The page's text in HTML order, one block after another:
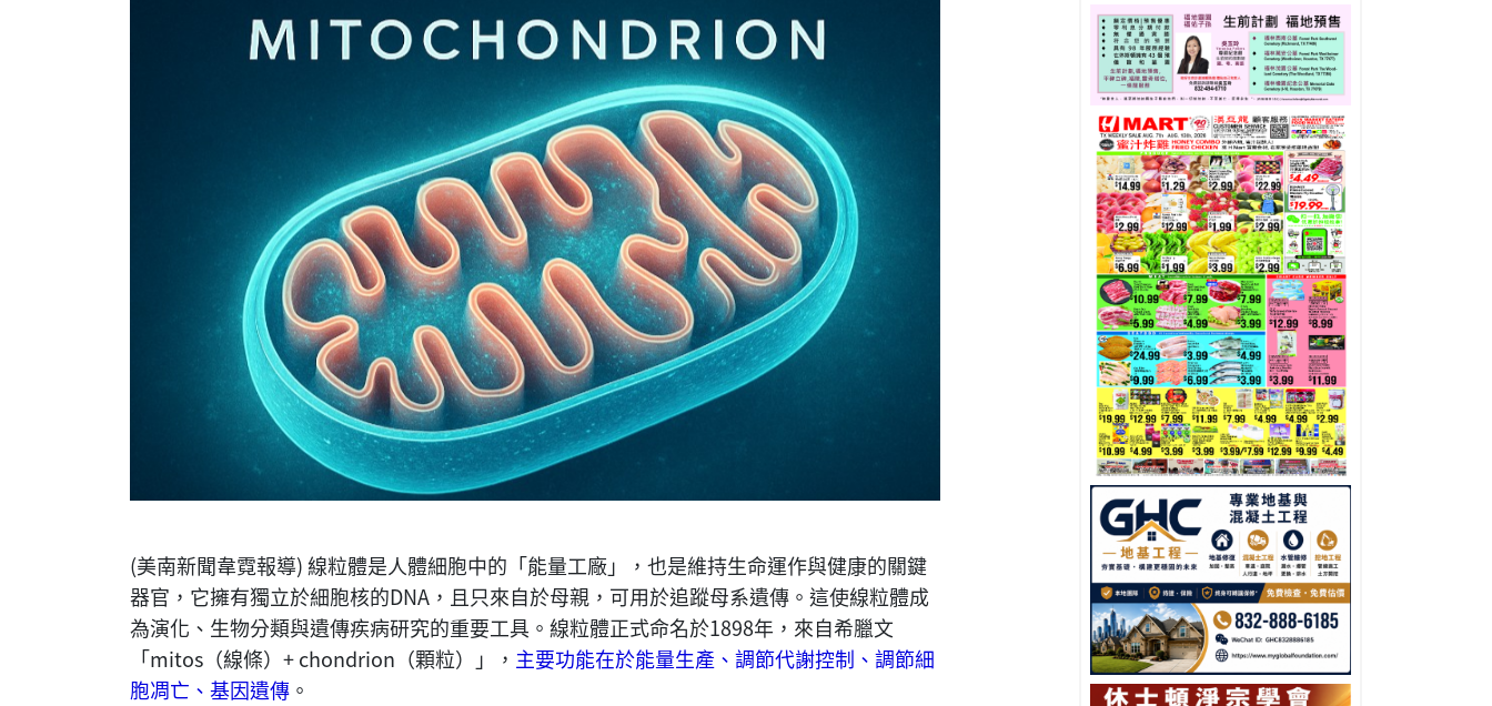
(美南新聞韋霓報導) 線粒體是人體細胞中的「能量工廠」，也是維持生命運作與健康的關鍵
器官，它擁有獨立於細胞核的DNA，且只來自於母親，可用於追蹤母系遺傳。這使線粒體成
為演化、生物分類與遺傳疾病研究的重要工具。線粒體正式命名於1898年，來自希臘文
「mitos（線條）+ chondrion（顆粒）」， 主要功能在於能量生產、調節代謝控制、調節細
胞凋亡、基因遺傳 。